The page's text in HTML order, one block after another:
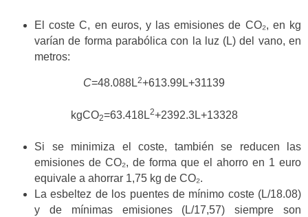
El coste C, en euros, y las emisiones de CO₂, en kg
varían de forma parabólica con la luz (L) del vano, en
metros:
C=48.088L2+613.99L+31139
kgCO2=63.418L2+2392.3L+13328
Si se minimiza el coste, también se reducen las
emisiones de CO₂, de forma que el ahorro en 1 euro
equivale a ahorrar 1,75 kg de CO₂.
La esbeltez de los puentes de mínimo coste (L/18.08)
y de mínimas emisiones (L/17,57) siempre son